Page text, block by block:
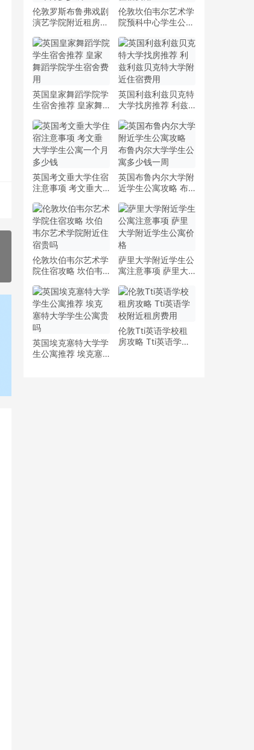
伦敦罗斯布鲁弗戏剧
演艺学院附近租房注
戏剧演艺学院住宿一
个月多少钱
伦敦坎伯韦尔艺术学
院预科中心学生公寓
学院预科中心附近住
宿费用
英国皇家舞蹈学院学
生宿舍推荐 皇家舞
英国利兹利兹贝克特
大学找房推荐 利兹
住宿费用
英国考文垂大学住宿
注意事项 考文垂大
少钱
英国布鲁内尔大学附
近学生公寓攻略 布
多少钱一周
伦敦坎伯韦尔艺术学
院住宿攻略 坎伯韦
贵吗
萨里大学附近学生公
寓注意事项 萨里大
英国埃克塞特大学学
生公寓推荐 埃克塞
伦敦Tti英语学校租
房攻略 Tti英语学校